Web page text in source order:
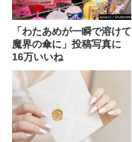
「わたあめが一瞬で溶けて
魔界の傘に」投稿写真に
16万いいね